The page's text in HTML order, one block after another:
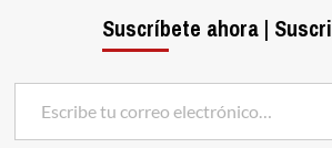
Suscríbete ahora |
Escribe tu correo electrónico…